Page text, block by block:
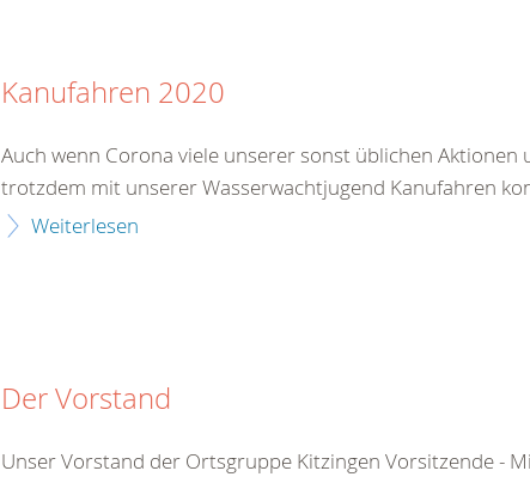
Kanufahren 2020
Auch wenn Corona viele unserer sonst üblichen
trotzdem mit unserer Wasserwachtjugend Kanufahren
Weiterlesen
Der Vorstand
Unser Vorstand der Ortsgruppe Kitzingen Vorsitzende -